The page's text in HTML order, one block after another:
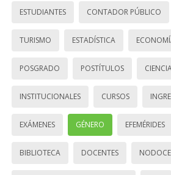
ESTUDIANTES CONTADOR PÚBLICO
TURISMO ESTADÍSTICA
POSGRADO POSTÍTULOS
INSTITUCIONALES CURSOS
EXÁMENES GÉNERO EFEMÉRIDES
BIBLIOTECA DOCENTES